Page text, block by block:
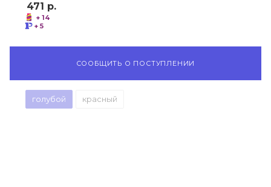
471 р.
+ 14
+ 5
СООБЩИТЬ О ПОСТУПЛЕНИИ
голубой красный